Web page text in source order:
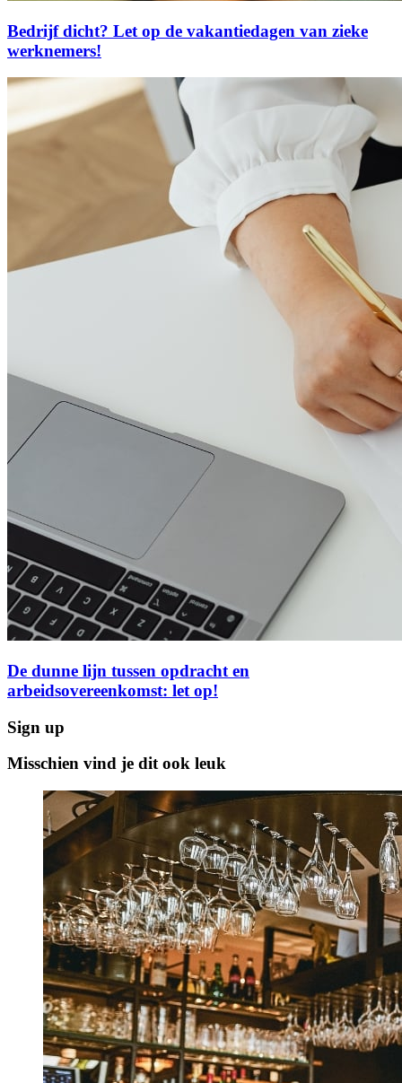
Bedrijf dicht? Let op de vakantiedagen van zieke
werknemers!
De dunne lijn tussen opdracht en
arbeidsovereenkomst: let op!
Sign up
Misschien vind je dit ook leuk